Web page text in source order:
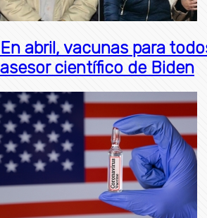
En abril, vacunas para
asesor científico de Biden